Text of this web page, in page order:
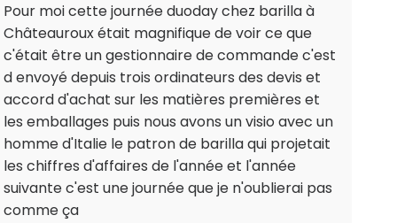
Pour moi cette journée duoday chez barilla à
Châteauroux était magnifique de voir ce que
c'était être un gestionnaire de commande c'est
d envoyé depuis trois ordinateurs des devis et
accord d'achat sur les matières premières et
les emballages puis nous avons un visio avec un
homme d'Italie le patron de barilla qui projetait
les chiffres d'affaires de l'année et l'année
suivante c'est une journée que je n'oublierai pas
comme ça